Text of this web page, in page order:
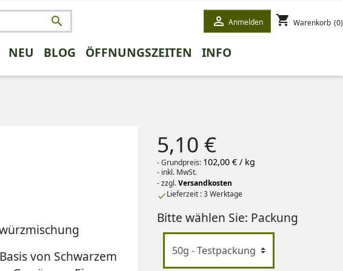
  Anmelden shopping_cart Warenkorb (0)
NEU BLOG ÖFFNUNGSZEITEN INFO
von Schwarzem
5,10 €
- Grundpreis: 102,00 € / kg
- inkl. MwSt.
- zzgl.Versandkosten
Lieferzeit : 3 Werktage
Bitte wählen Sie: Packung